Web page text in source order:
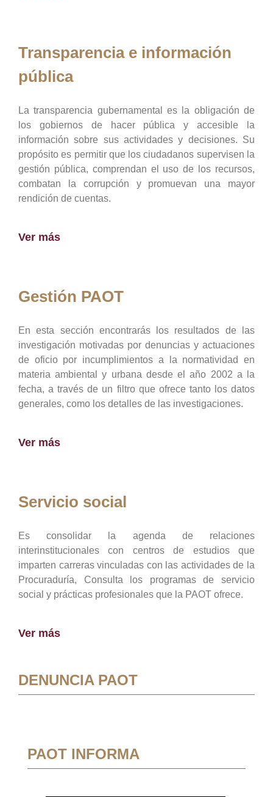
Transparencia e información
pública
La transparencia gubernamental es la obligación de
los gobiernos de hacer pública y accesible la
información sobre sus actividades y decisiones. Su
propósito es permitir que los ciudadanos supervisen la
gestión pública, comprendan el uso de los recursos,
combatan la corrupción y promuevan una mayor
rendición de cuentas.
Ver más
Gestión PAOT
En esta sección encontrarás los resultados de las
investigación motivadas por denuncias y actuaciones
de oficio por incumplimientos a la normatividad en
materia ambiental y urbana desde el año 2002 a la
fecha, a través de un filtro que ofrece tanto los datos
generales, como los detalles de las investigaciones.
Ver más
Servicio social
Es consolidar la agenda de relaciones
interinstitucionales con centros de estudios que
imparten carreras vinculadas con las actividades de la
Procuraduría, Consulta los programas de servicio
social y prácticas profesionales que la PAOT ofrece.
Ver más
DENUNCIA PAOT
PAOT INFORMA